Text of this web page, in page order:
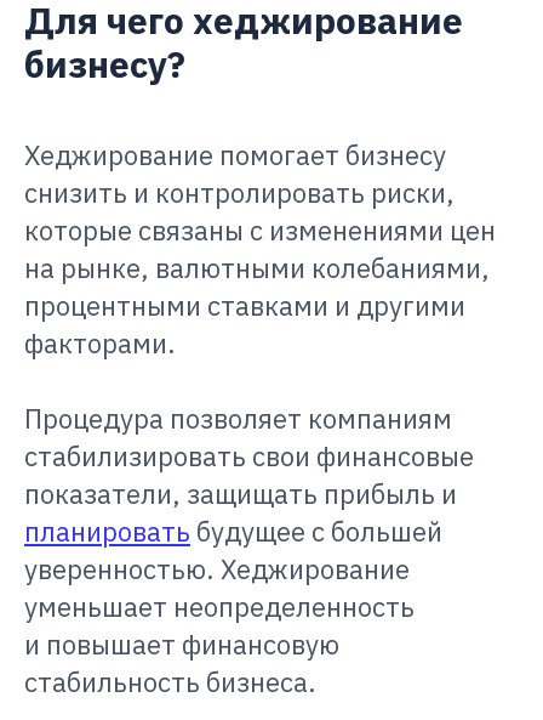
Для чего хеджирование
бизнесу?
Хеджирование помогает бизнесу
снизить и контролировать риски,
которые связаны с изменениями цен
на рынке, валютными колебаниями,
процентными ставками и другими
факторами.
Процедура позволяет компаниям
стабилизировать свои финансовые
показатели, защищать прибыль и
планировать будущее с большей
уверенностью. Хеджирование
уменьшает неопределенность
и повышает финансовую
стабильность бизнеса.